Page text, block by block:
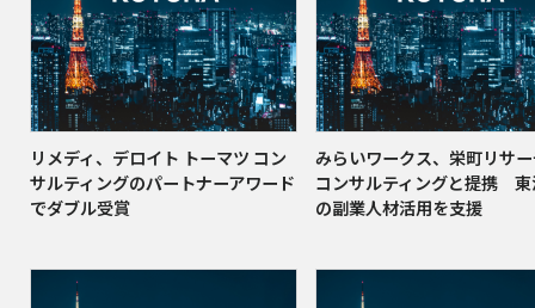
リメディ、デロイト トーマツ コン
サルティングのパートナーアワード
でダブル受賞
みらいワークス、栄町リサ
コンサルティングと提携 東
の副業人材活用を支援